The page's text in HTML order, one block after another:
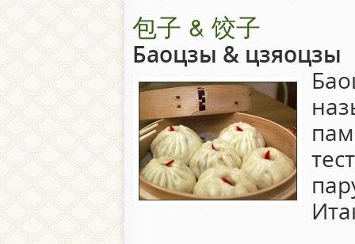
包子 & 饺子
Баоцзы & цзяоцзы